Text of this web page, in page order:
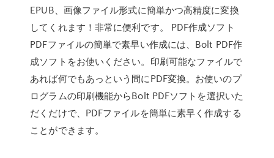
EPUB、画像ファイル形式に簡単かつ高精度に変換
してくれます！非常に便利です。 PDF作成ソフト
PDFファイルの簡単で素早い作成には、Bolt PDF作
成ソフトをお使いください。印刷可能なファイルで
あれば何でもあっという間にPDF変換。お使いのプ
ログラムの印刷機能からBolt PDFソフトを選択いた
だくだけで、PDFファイルを簡単に素早く作成する
ことができます。